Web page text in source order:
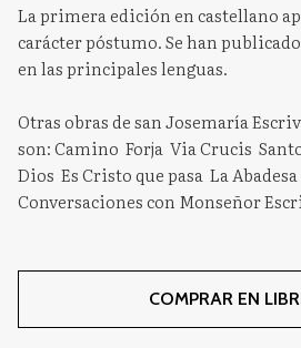
La primera edición en castellano
carácter póstumo. Se han
en las principales lenguas.
Otras obras de san Josemaría
son: Camino  Forja  Via Crucis 
Dios  Es Cristo que pasa  La
Conversaciones con Monseñor
COMPRAR EN